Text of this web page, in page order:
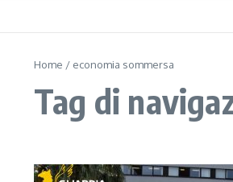
Home / economia sommersa
Tag di